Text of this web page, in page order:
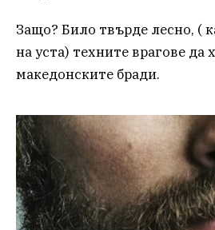
Защо? Било твърде лесно, (
на уста) техните врагове да
македонските бради.